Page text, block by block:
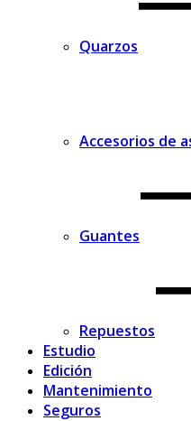
Quarzos
Accesorios de
Guantes
Repuestos
Estudio
Edición
Mantenimiento
Seguros